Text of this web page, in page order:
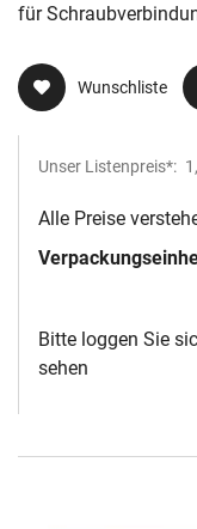
für
Wunschliste
Unser Listenpreis*:
Alle Preise
Bitte loggen Sie
sehen